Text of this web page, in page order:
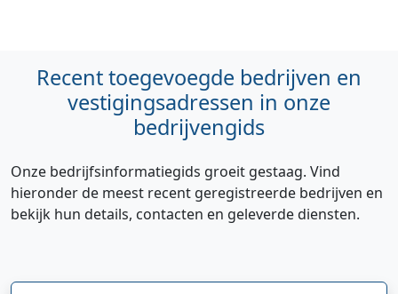
Recent toegevoegde bedrijven en
vestigingsadressen in onze
bedrijvengids
Onze bedrijfsinformatiegids groeit gestaag. Vind
hieronder de meest recent geregistreerde bedrijven en
bekijk hun details, contacten en geleverde diensten.